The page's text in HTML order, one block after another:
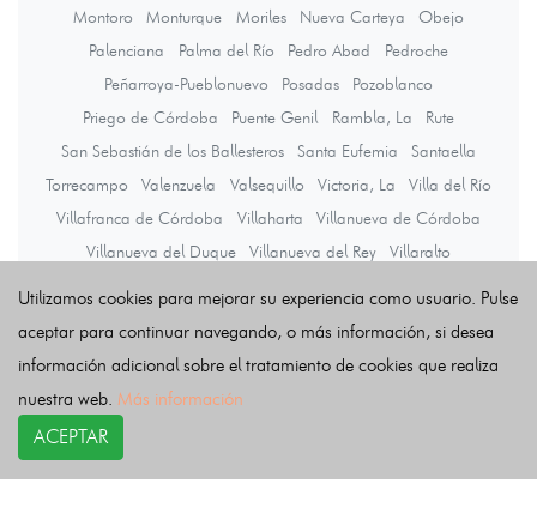
Montoro
Monturque Moriles Nueva Carteya
Obejo
Palenciana
Palma del Río Pedro Abad
Pedroche
Peñarroya-Pueblonuevo
Posadas
Pozoblanco
Priego de Córdoba
Puente Genil Rambla, La
Rute
San Sebastián de los Ballesteros
Santa Eufemia
Santaella
Torrecampo
Valenzuela Valsequillo Victoria, La
Villa del Río
Villafranca de Córdoba
Villaharta
Villanueva de Córdoba
Villanueva del Duque
Villanueva del Rey
Villaralto
Villaviciosa de Córdoba
Últimas noticias
Utilizamos cookies para mejorar su experiencia como usuario. Pulse
aceptar para continuar navegando, o más información, si desea
información adicional sobre el tratamiento de cookies que realiza
nuestra web. Más información
ACEPTAR